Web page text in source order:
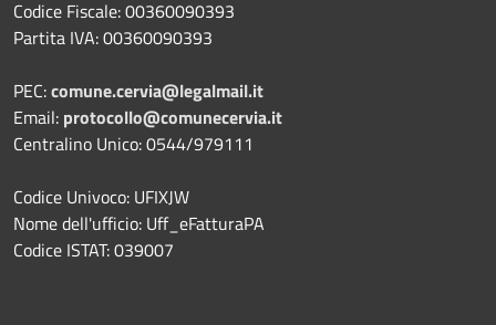
Codice Fiscale: 00360090393
Partita IVA: 00360090393
PEC:comune.cervia@legalmail.it
Email: protocollo@comunecervia.it
Centralino Unico: 0544/979111
Codice Univoco: UFIXJW
Nome dell'ufficio: Uff_eFatturaPA
Codice ISTAT: 039007